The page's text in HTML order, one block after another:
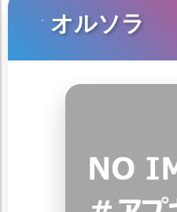
オルソラ